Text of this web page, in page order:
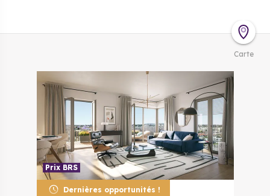
Carte
Dernières opportunités !
Prix BRS